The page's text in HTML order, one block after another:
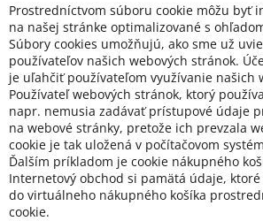
Prostredníctvom súboru cookie môžu byť
na našej stránke optimalizované s
Súbory cookies umožňujú, ako sme už
používateľov našich webových stránok.
je uľahčiť používateľom využívanie našich
Používateľ webových stránok, ktorý
napr. nemusia zadávať prístupové údaje
na webové stránky, pretože ich prevzala
cookie je tak uložená v počítačovom
Ďalším príkladom je cookie nákupného
Internetový obchod si pamätá údaje,
do virtuálneho nákupného košíka
cookie.